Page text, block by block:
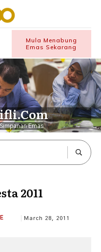
Mula Menabung
Emas Sekarang
Emas
2011
March 28, 2011